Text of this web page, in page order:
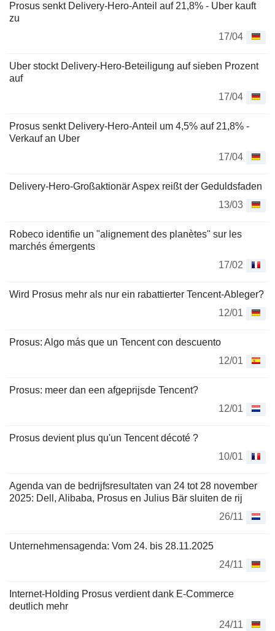
Prosus senkt Delivery-Hero-Anteil auf 21,8% - Uber kauft
zu
17/04
Uber stockt Delivery-Hero-Beteiligung auf sieben Prozent
auf
17/04
Prosus senkt Delivery-Hero-Anteil um 4,5% auf 21,8% -
Verkauf an Uber
17/04
Delivery-Hero-Großaktionär Aspex reißt der Geduldsfaden
13/03
Robeco identifie un "alignement des planètes" sur les
marchés émergents
17/02
Wird Prosus mehr als nur ein rabattierter Tencent-Ableger?
12/01
Prosus: Algo más que un Tencent con descuento
12/01
Prosus: meer dan een afgeprijsde Tencent?
12/01
Prosus devient plus qu'un Tencent décoté ?
10/01
Agenda van de bedrijfsresultaten van 24 tot 28 november
2025: Dell, Alibaba, Prosus en Julius Bär sluiten de rij
26/11
Unternehmensagenda: Vom 24. bis 28.11.2025
24/11
Internet-Holding Prosus verdient dank E-Commerce
deutlich mehr
24/11